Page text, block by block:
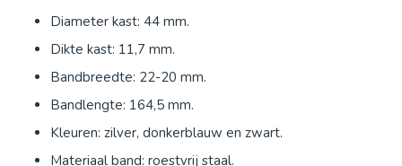
Diameter kast: 44 mm.
Dikte kast: 11,7 mm.
Bandbreedte: 22-20 mm.
Bandlengte: 164,5 mm.
Kleuren: zilver, donkerblauw en zwart.
Materiaal band: roestvrij staal.